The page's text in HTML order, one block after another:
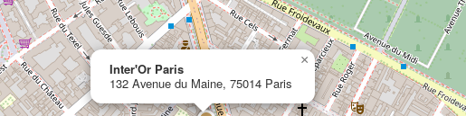
Inter'Or Paris
132 Avenue du Maine, 75014 Paris
×